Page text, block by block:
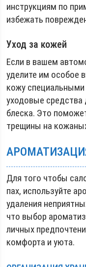
инструкциям по
избежать
Уход за кожей
Если в вашем
уделите им особое
кожу
уходовые средства
блеска. Это
трещины на
Для того чтобы
пах, используйте
удаления
что выбор
личных
комфорта и уюта.